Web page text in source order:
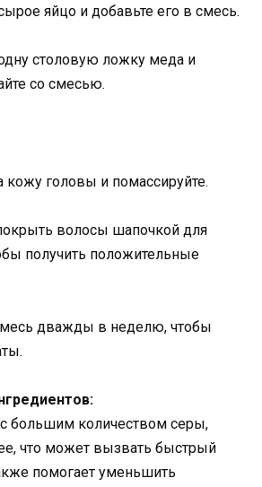
яйцо и добавьте его в смесь.
столовую ложку меда и
со смесью.
кожу головы и помассируйте.
волосы шапочкой для
получить положительные
дважды в неделю, чтобы
с большим количеством серы,
что может вызвать быстрый
помогает уменьшить